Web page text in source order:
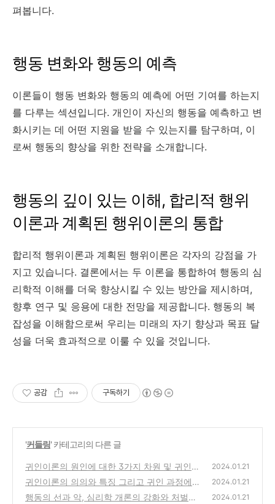
펴봅니다.
행동 변화와 행동의 예측
이론들이 행동 변화와 행동의 예측에 어떤 기여를 하는지
를 다루는 섹션입니다. 개인이 자신의 행동을 예측하고 변
화시키는 데 어떤 지원을 받을 수 있는지를 탐구하며, 이
로써 행동의 향상을 위한 전략을 소개합니다.
행동의 깊이 있는 이해, 합리적 행위
이론과 계획된 행위이론의 통합
합리적 행위이론과 계획된 행위이론은 각자의 강점을 가
지고 있습니다. 결론에서는 두 이론을 통합하여 행동의 심
리학적 이해를 더욱 향상시킬 수 있는 방안을 제시하며,
향후 연구 및 응용에 대한 전망을 제공합니다. 행동의 복
잡성을 이해함으로써 우리는 미래의 자기 향상과 목표 달
성을 더욱 효과적으로 이룰 수 있을 것입니다.
공감 구독하기
'커들링' 카테고리의 다른 글
귀인이론의 원인에 대한 3가지 차원 및 귀인에
영향을 미치는 요인
(0)
2024.01.21
귀인이론의 의의와 특징 그리고 귀인 과정에서
의 주요 오류
(0)
2024.01.21
행동의 선과 악, 심리학 개론의 강화와 처벌에
2024.01.21